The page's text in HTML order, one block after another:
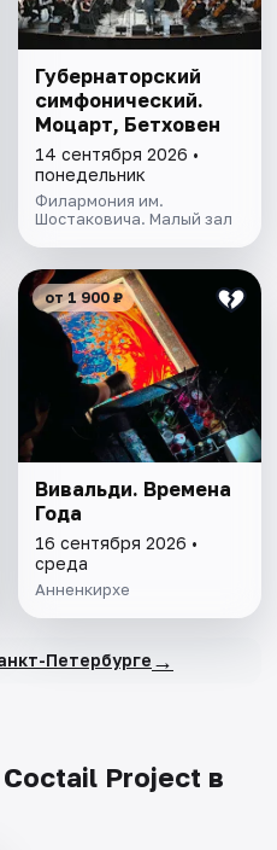
Губернаторский
симфонический.
Моцарт, Бетховен
14 сентября 2026 •
понедельник
Филармония им.
Шостаковича. Малый зал
от 1 900 ₽
Вивальди. Времена
Года
16 сентября 2026 •
среда
Анненкирхе
Петербурге →
Project в